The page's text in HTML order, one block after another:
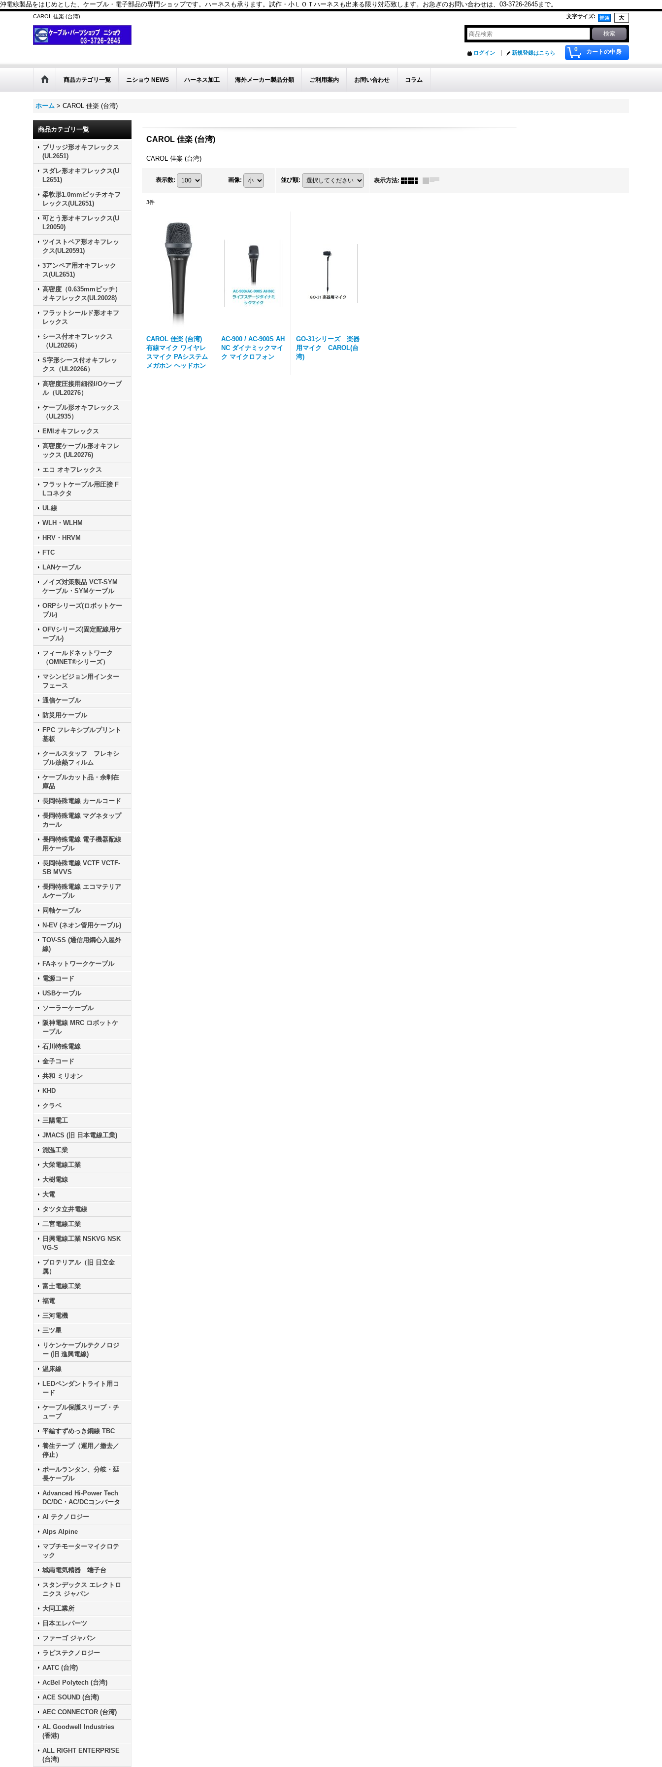
沖電線製品をはじめとした、ケーブル・電子部品の専門ショップです。ハーネスも承ります。試作・小ＬＯＴハーネスも出来る限り対応致します。お急ぎのお問い合わせは、03-3726-2645まで。
CAROL 佳楽 (台湾) 文字サイズ:
0 カートの中身
ログイン 新規登録はこちら
商品カテゴリ一覧 ニショウ NEWS ハーネス加工 海外メーカー製品分類 ご利用案内 お問い合わせ コラム
ホーム > CAROL 佳楽 (台湾)
商品カテゴリ一覧
ブリッジ形オキフレックス
(UL2651)
スダレ形オキフレックス(U
L2651)
柔軟形1.0mmピッチオキフ
レックス(UL2651)
可とう形オキフレックス(U
L20050)
ツイストペア形オキフレッ
クス(UL20591)
3アンペア用オキフレック
ス(UL2651)
高密度（0.635mmピッチ）
オキフレックス(UL20028)
フラットシールド形オキフ
レックス
シース付オキフレックス
（UL20266）
S字形シース付オキフレッ
クス（UL20266）
高密度圧接用細径I/Oケーブ
ル（UL20276）
ケーブル形オキフレックス
（UL2935）
EMIオキフレックス
高密度ケーブル形オキフレ
ックス (UL20276)
エコ オキフレックス
フラットケーブル用圧接 F
Lコネクタ
UL線
WLH・WLHM
HRV・HRVM
FTC
LANケーブル
ノイズ対策製品 VCT-SYM
ケーブル・SYMケーブル
ORPシリーズ(ロボットケー
ブル)
OFVシリーズ(固定配線用ケ
ーブル)
フィールドネットワーク
（OMNET®シリーズ）
マシンビジョン用インター
フェース
通信ケーブル
防災用ケーブル
FPC フレキシブルプリント
基板
クールスタッフ フレキシ
ブル放熱フィルム
ケーブルカット品・余剰在
庫品
長岡特殊電線 カールコード
長岡特殊電線 マグネタップ
カール
長岡特殊電線 電子機器配線
用ケーブル
長岡特殊電線 VCTF VCTF-
SB MVVS
長岡特殊電線 エコマテリア
ルケーブル
同軸ケーブル
N-EV (ネオン管用ケーブル)
TOV-SS (通信用鋼心入屋外
線)
FAネットワークケーブル
電源コード
USBケーブル
ソーラーケーブル
阪神電線 MRC ロボットケ
ーブル
石川特殊電線
金子コード
共和 ミリオン
KHD
クラベ
三陽電工
JMACS (旧 日本電線工業)
測温工業
大栄電線工業
大樹電線
大電
タツタ立井電線
二宮電線工業
日興電線工業 NSKVG NSK
VG-S
プロテリアル（旧 日立金
属）
富士電線工業
福電
三河電機
三ツ星
リケンケーブルテクノロジ
ー (旧 進興電線)
温床線
LEDペンダントライト用コ
ード
ケーブル保護スリーブ・チ
ューブ
平編すずめっき銅線 TBC
養生テープ（運用／撤去／
停止）
ポールランタン、分岐・延
長ケーブル
Advanced Hi-Power Tech
DC/DC・AC/DCコンバータ
AI テクノロジー
Alps Alpine
マブチモーターマイクロテ
ック
城南電気精器 端子台
スタンデックス エレクトロ
ニクス ジャパン
大同工業所
日本エレパーツ
ファーゴ ジャパン
ラピステクノロジー
AATC (台湾)
AcBel Polytech (台湾)
ACE SOUND (台湾)
AEC CONNECTOR (台湾)
AL Goodwell Industries
(香港)
ALL RIGHT ENTERPRISE
(台湾)
CAROL 佳楽 (台湾)
CAROL 佳楽 (台湾)
表示数: 画像: 並び順: 表示方法:
3件
CAROL 佳楽 (台湾)
有線マイク ワイヤレ
スマイク PAシステム
メガホン ヘッドホン
AC-900 / AC-900S AH
NC ダイナミックマイ
ク マイクロフォン
GO-31シリーズ 楽器
用マイク CAROL(台
湾)